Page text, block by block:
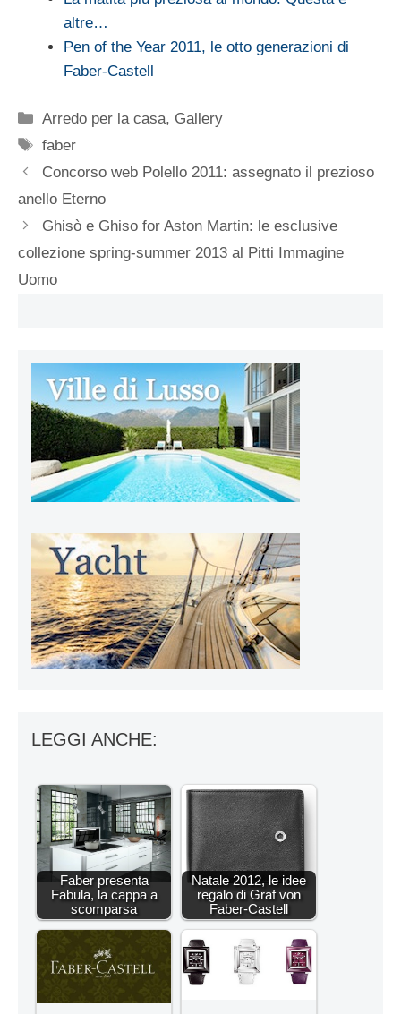
altre…
Pen of the Year 2011, le otto generazioni di
Faber-Castell
Categorie
Arredo per la casa, Gallery
Tag
faber
Concorso web Polello 2011: assegnato il prezioso
anello Eterno
Ghisò e Ghiso for Aston Martin: le esclusive
collezione spring-summer 2013 al Pitti Immagine
Uomo
LEGGI ANCHE:
Faber presenta
Fabula, la cappa a
scomparsa
Natale 2012, le idee
regalo di Graf von
Faber-Castell